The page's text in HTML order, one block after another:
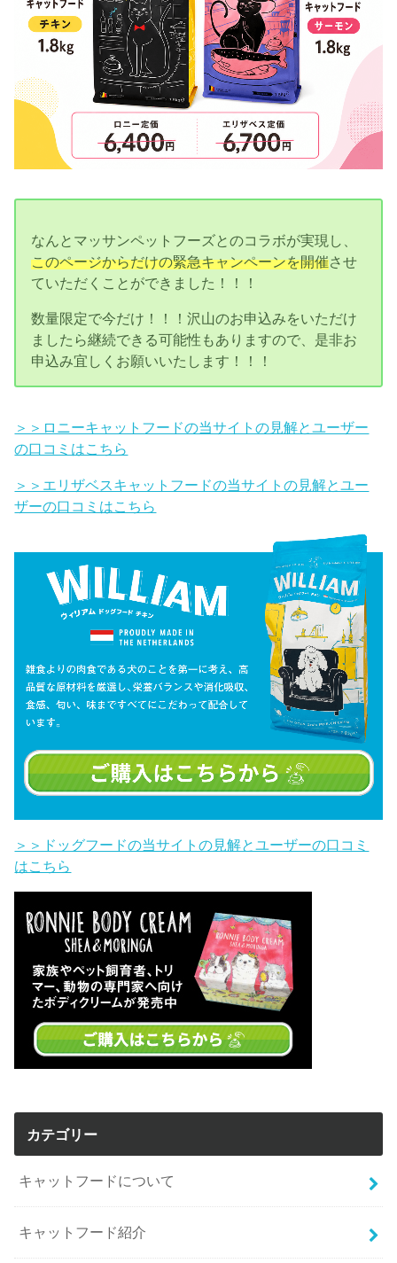
なんとマッサンペットフーズとのコラボが実現し、
このページからだけの緊急キャンペーンを開催させ
ていただくことができました！！！
数量限定で今だけ！！！沢山のお申込みをいただけ
ましたら継続できる可能性もありますので、是非お
申込み宜しくお願いいたします！！！
＞＞ロニーキャットフードの当サイトの見解とユーザー
の口コミはこちら
＞＞エリザベスキャットフードの当サイトの見解とユー
ザーの口コミはこちら
＞＞ドッグフードの当サイトの見解とユーザーの口コミ
はこちら
カテゴリー
キャットフードについて
キャットフード紹介